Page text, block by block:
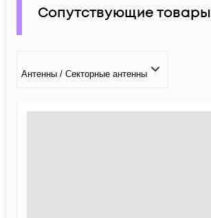
Сопутствующие товары
Антенны / Секторные антенны